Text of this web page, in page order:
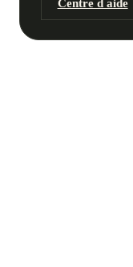
Centre d aide